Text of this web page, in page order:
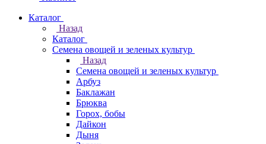
Каталог
Назад
Каталог
Семена овощей и зеленых культур
Назад
Семена овощей и зеленых культур
Арбуз
Баклажан
Брюква
Горох, бобы
Дайкон
Дыня